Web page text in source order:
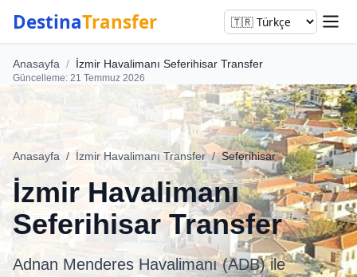
DestinaTransfer
Anasayfa / İzmir Havalimanı Seferihisar Transfer
Güncelleme: 21 Temmuz 2026
Anasayfa / İzmir Havalimanı Transfer / Seferihisar
İzmir Havalimanı
Seferihisar Transfer
Adnan Menderes Havalimanı (ADB) ile